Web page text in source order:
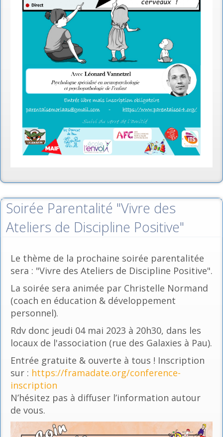
Soirée Parentalité "Vivre des
Ateliers de Discipline Positive"
Le thème de la prochaine soirée parentalitée
sera : "Vivre des Ateliers de Discipline Positive".
La soirée sera animée par Christelle Normand
(coach en éducation & développement
personnel).
Rdv donc jeudi 04 mai 2023 à 20h30, dans les
locaux de l'association (rue des Galaxies à Pau).
Entrée gratuite & ouverte à tous ! Inscription
sur : https://framadate.org/conference-
inscription
N’hésitez pas à diffuser l’information autour
de vous.